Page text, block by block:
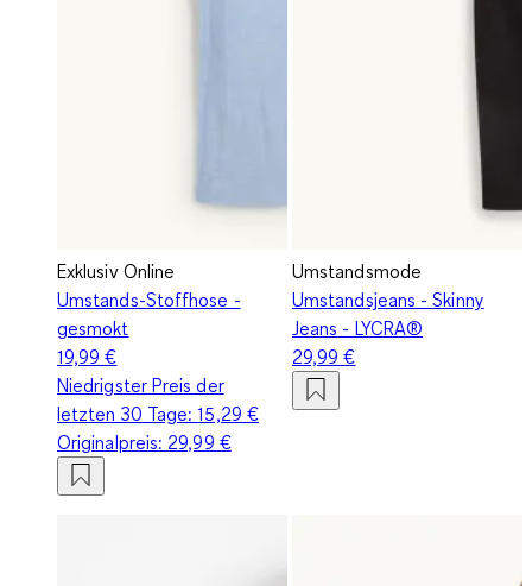
Exklusiv Online
Umstands-Stoffhose -
gesmokt
19,99 €
Niedrigster Preis der
letzten 30 Tage:15,29 €
Originalpreis: 29,99 €
Umstandsmode
Umstandsjeans - Skinny
Jeans - LYCRA®
29,99 €